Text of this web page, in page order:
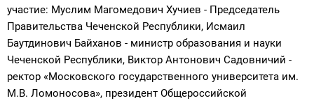
участие: Муслим Магомедович Хучиев - Председатель
Правительства Чеченской Республики, Исмаил
Баутдинович Байханов - министр образования и науки
Чеченской Республики, Виктор Антонович Садовничий -
ректор «Московского государственного университета им.
М.В. Ломоносова», президент Общероссийской